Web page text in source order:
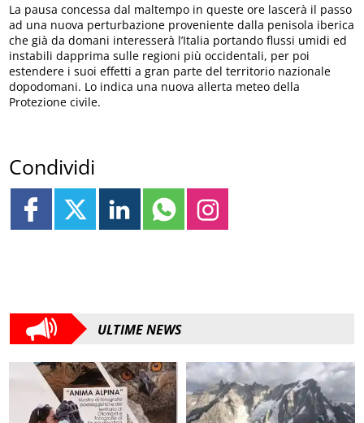
La pausa concessa dal maltempo in queste ore lascerà il passo
ad una nuova perturbazione proveniente dalla penisola iberica
che già da domani interesserà l’Italia portando flussi umidi ed
instabili dapprima sulle regioni più occidentali, per poi
estendere i suoi effetti a gran parte del territorio nazionale
dopodomani. Lo indica una nuova allerta meteo della
Protezione civile.
Condividi
ULTIME NEWS